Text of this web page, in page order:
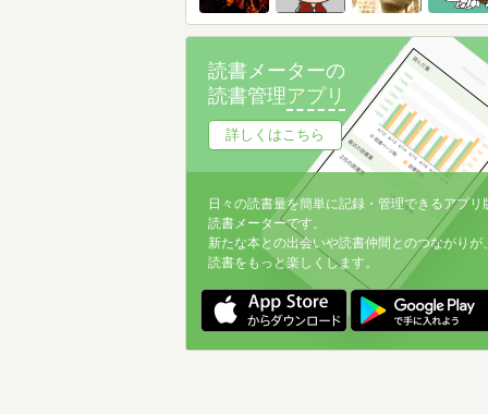
読書メーターの
読書管理アプリ
詳しくはこちら
日々の読書量を簡単に記録・管理できるアプリ
読書メーターです。
新たな本との出会いや読書仲間とのつながりが
読書をもっと楽しくします。